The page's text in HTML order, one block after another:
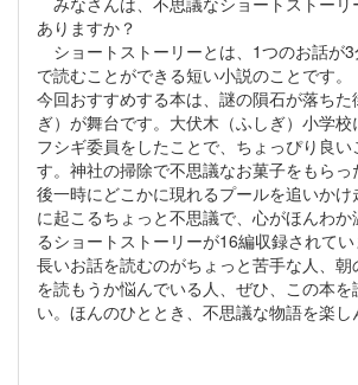
ありますか？
ショートストーリーとは、1つのお話が
で読むことができる短い小説のことです。
今回おすすめする本は、謎の隕石が落ちた
ぎ）が舞台です。大伏木（ふしぎ）小学校
フシギ委員をしたことで、ちょっぴり良い
す。神社の掃除で不思議なお菓子をもら
後一時にどこかに現れるプールを追いかけ
に起こるちょっと不思議で、心がほんわ
るショートストーリーが16編収録されてい
長いお話を読むのがちょっと苦手な人、
を読もうか悩んでいる人、ぜひ、この本を
い。ほんのひととき、不思議な物語を楽し